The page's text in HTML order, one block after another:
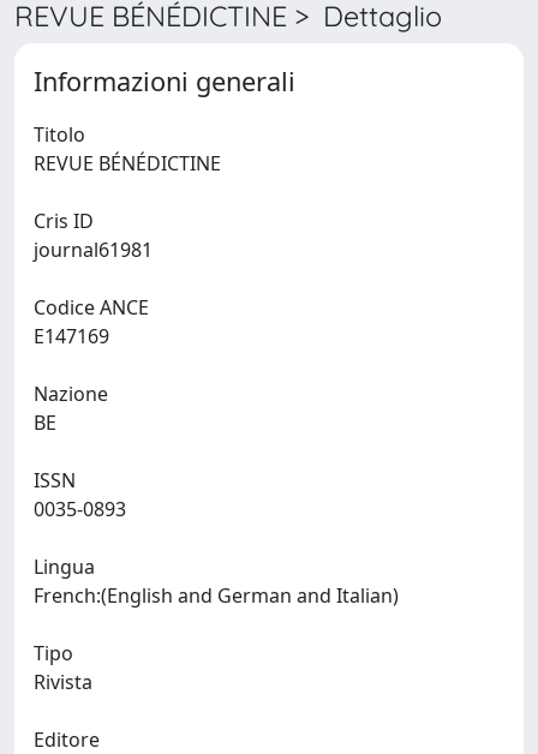
REVUE BÉNÉDICTINE > Dettaglio
Informazioni generali
Titolo
Cris ID
Codice ANCE
Nazione
ISSN
Lingua
Tipo
Rivista
Editore